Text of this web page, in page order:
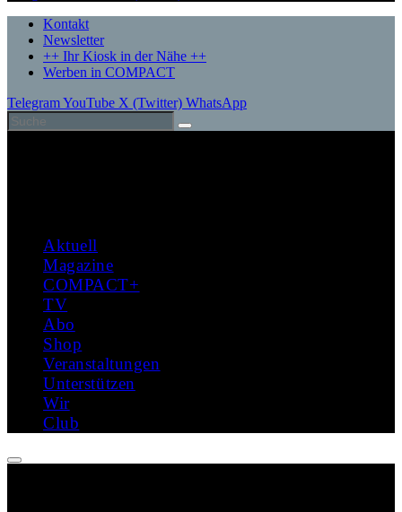
Kontakt
Newsletter
++ Ihr Kiosk in der Nähe ++
Werben in COMPACT
TelegramYouTube X (Twitter) WhatsApp
Aktuell
Magazine
COMPACT+
TV
Abo
Shop
Veranstaltungen
Unterstützen
Wir
Club